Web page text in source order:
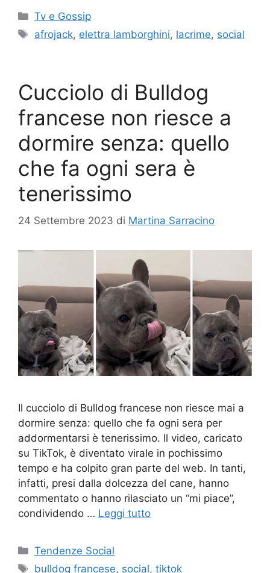
Categorie
Tv e Gossip
Tag
afrojack, elettra lamborghini, lacrime, social
Cucciolo di Bulldog
francese non riesce a
dormire senza: quello
che fa ogni sera è
tenerissimo
24 Settembre 2023 di Martina Sarracino
Il cucciolo di Bulldog francese non riesce mai a
dormire senza: quello che fa ogni sera per
addormentarsi è tenerissimo. Il video, caricato
su TikTok, è diventato virale in pochissimo
tempo e ha colpito gran parte del web. In tanti,
infatti, presi dalla dolcezza del cane, hanno
commentato o hanno rilasciato un “mi piace”,
condividendo … Leggi tutto
Categorie
Tendenze Social
Tag
bulldog francese, social,tiktok